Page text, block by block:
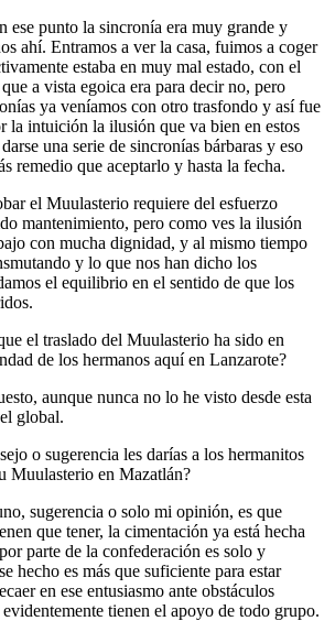
ese punto la sincronía era muy grande y
ahí. Entramos a ver la casa, fuimos a coger
estaba en muy mal estado, con el
a vista egoica era para decir no, pero
ya veníamos con otro trasfondo y así fue
la intuición la ilusión que va bien en estos
una serie de sincronías bárbaras y eso
remedio que aceptarlo y hasta la fecha.
el Muulasterio requiere del esfuerzo
mantenimiento, pero como ves la ilusión
con mucha dignidad, y al mismo tiempo
y lo que nos han dicho los
el equilibrio en el sentido de que los
el traslado del Muulasterio ha sido en
de los hermanos aquí en Lanzarote?
aunque nunca no lo he visto desde esta
global.
o sugerencia les darías a los hermanitos
Muulasterio en Mazatlán?
sugerencia o solo mi opinión, es que
que tener, la cimentación ya está hecha
parte de la confederación es solo y
hecho es más que suficiente para estar
en ese entusiasmo ante obstáculos
tienen el apoyo de todo grupo.